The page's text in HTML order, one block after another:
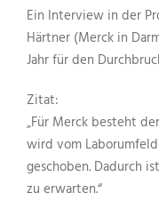
Ein Interview in der
Härtner (Merck in
Jahr für den
Zitat:
„Für Merck besteht
wird vom
geschoben. Dadurch
zu erwarten.“